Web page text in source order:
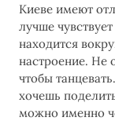
Киеве имеют
лучше
находится
настроение. Не
чтобы
хочешь
можно именно